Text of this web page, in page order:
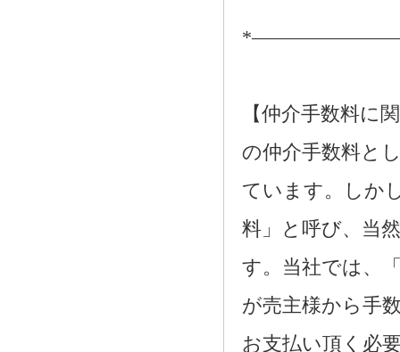
【仲介手数料に
の仲介手数料と
ています。しか
料」と呼び、当
す。当社では、
が売主様から手
お支払い頂く必